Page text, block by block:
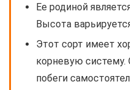
Ее родиной
Высота
Этот сорт имеет
корневую
побеги